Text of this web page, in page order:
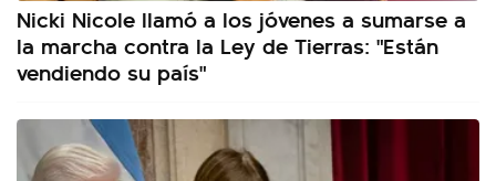
Nicki Nicole llamó a los jóvenes a sumarse a
la marcha contra la Ley de Tierras: "Están
vendiendo su país"